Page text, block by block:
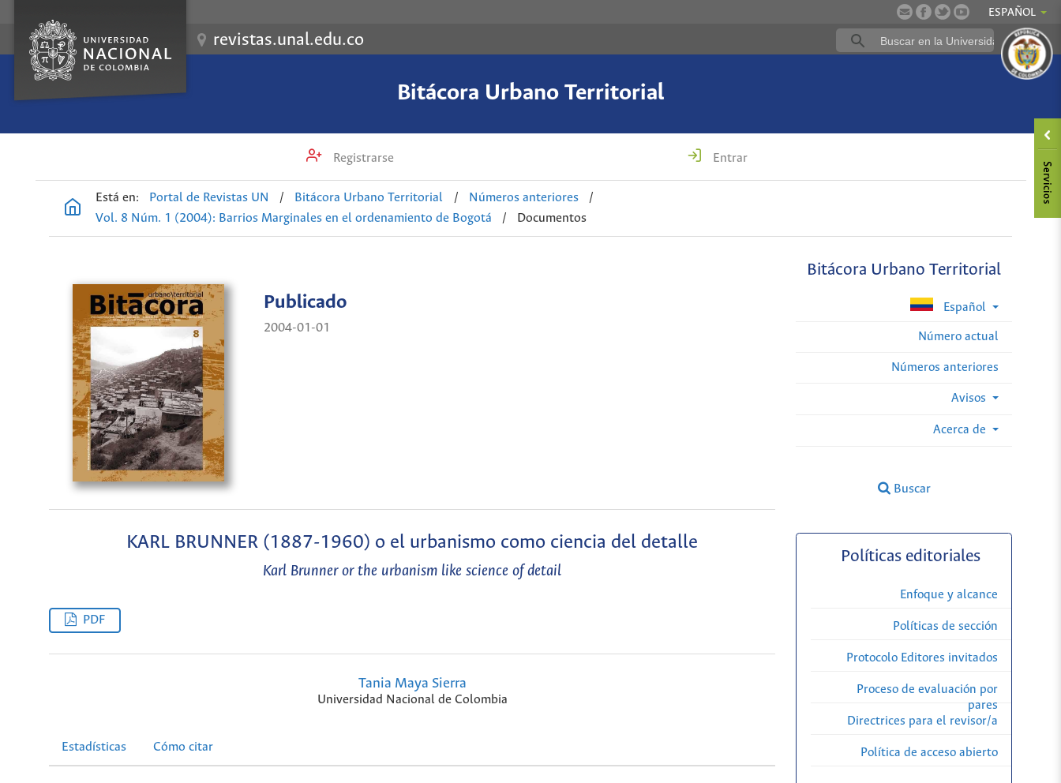
ESPAÑOL
revistas.unal.edu.co
Bitácora Urbano Territorial
Registrarse Entrar
Está en: Portal de Revistas UN / Bitácora Urbano Territorial / Números anteriores
/
Vol. 8 Núm. 1 (2004): Barrios Marginales en el ordenamiento de Bogotá
/ Documentos
Bitácora Urbano Territorial
Español
Número actual
Números anteriores
Avisos
Acerca de
Buscar
Publicado
2004-01-01
KARL BRUNNER (1887-1960) o el urbanismo como ciencia del detalle
Karl Brunner or the urbanism like science of detail
PDF
Tania Maya Sierra
Universidad Nacional de Colombia
Estadísticas Cómo citar
Políticas editoriales
Enfoque y alcance
Políticas de sección
Protocolo Editores invitados
Proceso de evaluación por
pares
Directrices para el revisor/a
Política de acceso abierto